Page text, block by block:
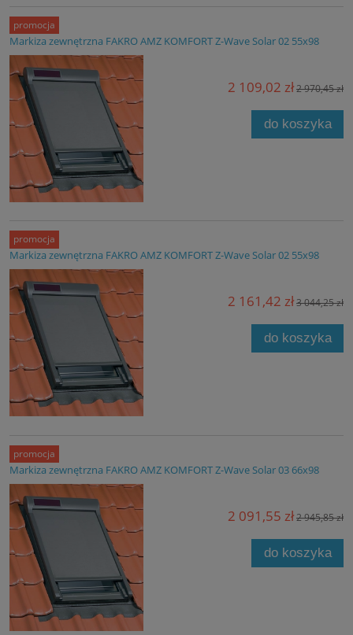
Markiza zewnętrzna FAKRO AMZ KOMFORT Z-Wave Solar 02 55x98
2 109,02 zł2 970,45 zł
do koszyka
promocja
Markiza zewnętrzna FAKRO AMZ KOMFORT Z-Wave Solar 02 55x98
2 161,42 zł3 044,25 zł
do koszyka
promocja
Markiza zewnętrzna FAKRO AMZ KOMFORT Z-Wave Solar 03 66x98
2 091,55 zł2 945,85 zł
do koszyka
promocja